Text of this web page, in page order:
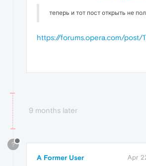
теперь и тот пост открыть не
https://forums.opera.com/post/
9 months later
?
A Former User Apr